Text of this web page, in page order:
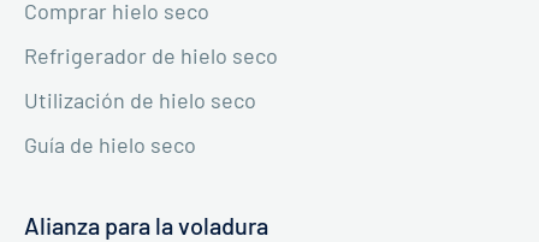
Comprar hielo seco
Refrigerador de hielo seco
Utilización de hielo seco
Guía de hielo seco
Alianza para la voladura